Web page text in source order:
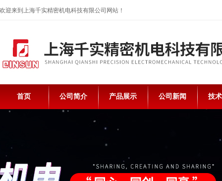
欢迎来到上海千实精密机电科技有限公司网站！
首页 公司简介 产品展示 公司新闻 技